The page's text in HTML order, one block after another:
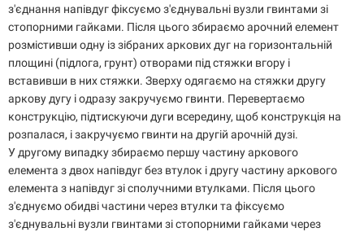
з'єднання напівдуг фіксуємо з'єднувальні вузли гвинтами зі
стопорними гайками. Після цього збираємо арочний елемент
розмістивши одну із зібраних аркових дуг на горизонтальній
площині (підлога, грунт) отворами під стяжки вгору і
вставивши в них стяжки. Зверху одягаємо на стяжки другу
аркову дугу і одразу закручуємо гвинти. Перевертаємо
конструкцію, підтискуючи дуги всередину, щоб конструкція на
розпалася, і закручуємо гвинти на другій арочній дузі.
У другому випадку збираємо першу частину аркового
елемента з двох напівдуг без втулок і другу частину аркового
елемента з напівдуг зі сполучними втулками. Після цього
з'єднуємо обидві частини через втулки та фіксуємо
з'єднувальні вузли гвинтами зі стопорними гайками через